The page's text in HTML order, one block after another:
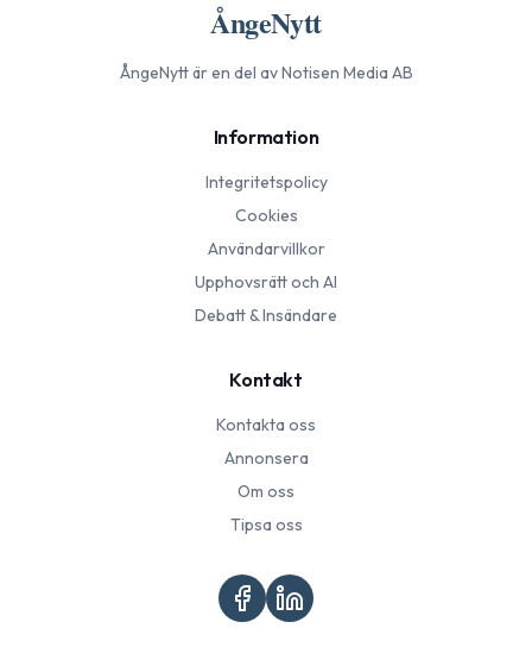
ÅngeNytt
ÅngeNyttär en del av Notisen Media AB
Information
Integritetspolicy
Cookies
Användarvillkor
Upphovsrätt och AI
Debatt & Insändare
Kontakt
Kontakta oss
Annonsera
Om oss
Tipsa oss